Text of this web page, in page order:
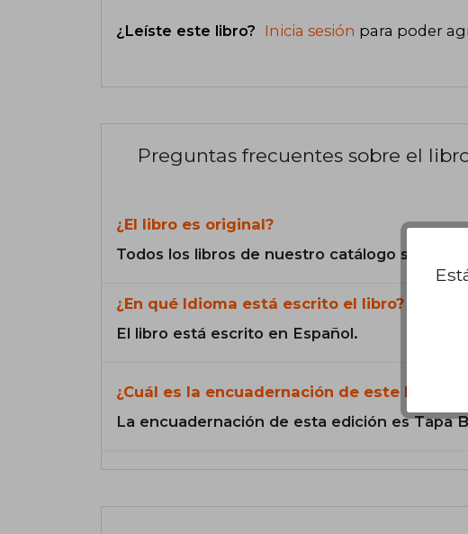
¿Leíste este libro? Inicia sesión para poder
Preguntas frecuentes sobre el
¿El libro es original?
Todos los libros de nuestro catálogo son
¿En qué Idioma está escrito el libro?
El libro está escrito en Español.
¿Cuál es la encuadernación de este libro?
La encuadernación de esta edición es Tapa